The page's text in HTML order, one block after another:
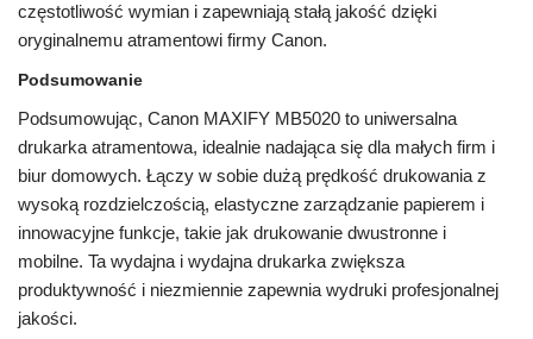
częstotliwość wymian i zapewniają stałą jakość dzięki
oryginalnemu atramentowi firmy Canon.
Podsumowanie
Podsumowując, Canon MAXIFY MB5020 to uniwersalna
drukarka atramentowa, idealnie nadająca się dla małych firm i
biur domowych. Łączy w sobie dużą prędkość drukowania z
wysoką rozdzielczością, elastyczne zarządzanie papierem i
innowacyjne funkcje, takie jak drukowanie dwustronne i
mobilne. Ta wydajna i wydajna drukarka zwiększa
produktywność i niezmiennie zapewnia wydruki profesjonalnej
jakości.